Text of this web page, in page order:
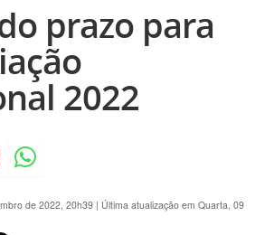
prazo para
2022
de 2022, 20h39 | Última atualização em Quarta, 09